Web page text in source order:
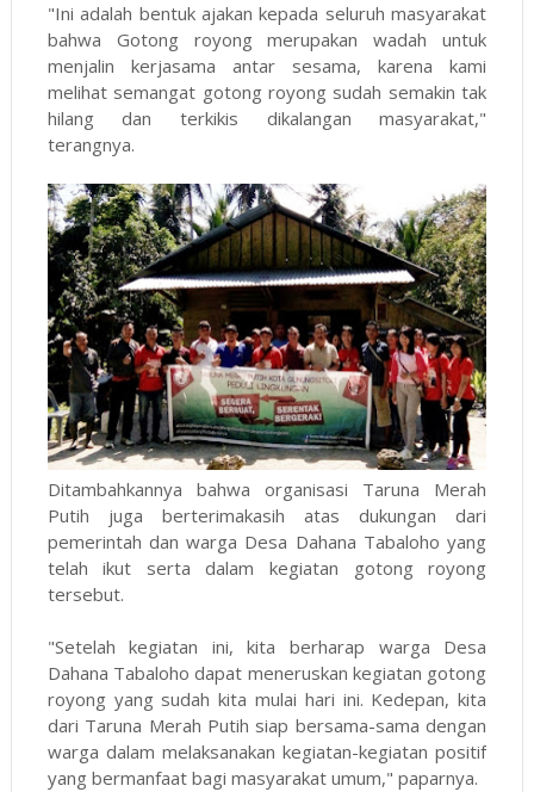
"Ini adalah bentuk ajakan kepada seluruh masyarakat
bahwa Gotong royong merupakan wadah untuk
menjalin kerjasama antar sesama, karena kami
melihat semangat gotong royong sudah semakin tak
hilang dan terkikis dikalangan masyarakat,"
terangnya.
Ditambahkannya bahwa organisasi Taruna Merah
Putih juga berterimakasih atas dukungan dari
pemerintah dan warga Desa Dahana Tabaloho yang
telah ikut serta dalam kegiatan gotong royong
tersebut.
"Setelah kegiatan ini, kita berharap warga Desa
Dahana Tabaloho dapat meneruskan kegiatan gotong
royong yang sudah kita mulai hari ini. Kedepan, kita
dari Taruna Merah Putih siap bersama-sama dengan
warga dalam melaksanakan kegiatan-kegiatan positif
yang bermanfaat bagi masyarakat umum," paparnya.